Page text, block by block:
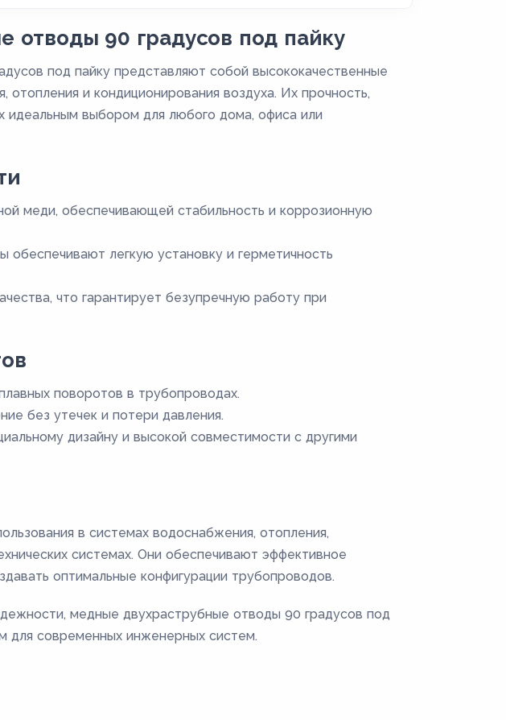
отводы 90 градусов под пайку
под пайку представляют собой высококачественные
и кондиционирования воздуха. Их прочность,
идеальным выбором для любого дома, офиса или
меди, обеспечивающей стабильность и коррозионную
обеспечивают легкую установку и герметичность
что гарантирует безупречную работу при
поворотов в трубопроводах.
без утечек и потери давления.
дизайну и высокой совместимости с другими
в системах водоснабжения, отопления,
системах. Они обеспечивают эффективное
оптимальные конфигурации трубопроводов.
медные двухраструбные отводы 90 градусов под
для современных инженерных систем.